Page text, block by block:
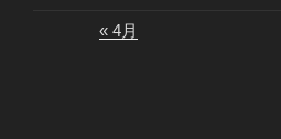
« 4月